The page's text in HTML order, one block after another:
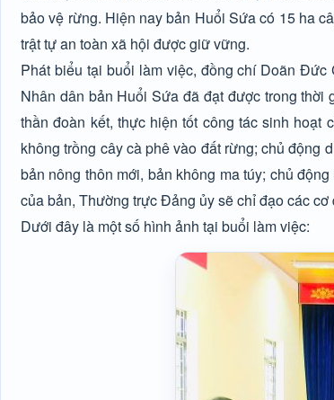
bảo vệ rừng. Hiện nay bản Huổi Sứa có 15 ha
trật tự an toàn xã hội được giữ vững.
Phát biểu tại buổi làm việc, đồng chí Doãn
Nhân dân bản Huổi Sứa đã đạt được trong
thần đoàn kết, thực hiện tốt công tác sinh hoạt
không trồng cây cà phê vào đất rừng; chủ động
bản nông thôn mới, bản không ma túy; chủ
của bản, Thường trực Đảng ủy sẽ chỉ đạo các
Dưới đây là một số hình ảnh tại buổi làm việc: